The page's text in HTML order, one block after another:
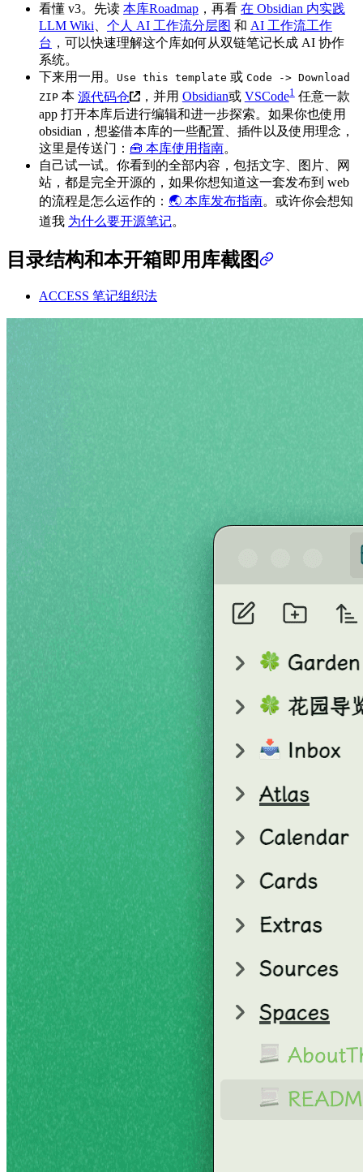
看懂 v3。先读 本库Roadmap ，再看 在 Obsidian 内实践
LLM Wiki
个人 AI 工作流分层图 和 AI 工作流工作
台 ，可以快速理解这个库如何从双链笔记长成 AI 协作
系统。
下来用一用。
Use this template 或 Code -> Download
ZIP 本 源代码仓 ，并用 Obsidian或 VSCode1任意一款
app 打开本库后进行编辑和进一步探索。如果你也使用
obsidian，想鉴借本库的一些配置、插件以及使用理念，
这里是传送门： 🧰 本库使用指南。
自己试一试。你看到的全部内容，包括文字、图片、网
站，都是完全开源的，如果你想知道这一套发布到 web
的流程是怎么运作的： 🌏 本库发布指南。或许你会想知
道我 为什么要开源笔记。
目录结构和本开箱即用库截图
ACCESS 笔记组织法